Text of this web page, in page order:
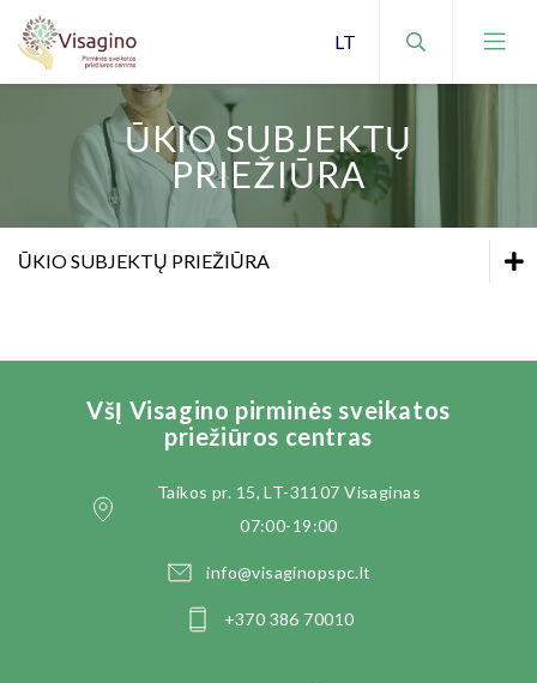
NEMOKAMOS PASLAUGOS
MOKAMOS PASLAUGOS
ŪKIO SUBJEKTŲ
PRIEŽIŪRA
ŪKIO SUBJEKTŲ PRIEŽIŪRA
VEIKLOS SRITYS
FINANSINĖS ATASKAITOS
VšĮ Visagino pirminės sveikatos
priežiūros centras
Taikos pr. 15, LT-31107 Visaginas
07:00-19:00
info@visaginopspc.lt
+370 386 70010